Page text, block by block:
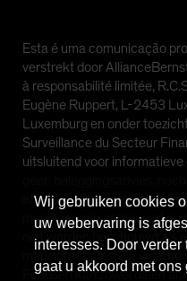
US (Non-US Citizens/
Esta é uma comunicação
verstrekt door
à responsabilité limitée,
Eugène Ruppert, L-2453
Luxemburg en onder
Surveillance du Secteur
uitsluitend voor
effecten of andere
meningen zijn gebaseerd op
niet worden beschouwd als
marktprestaties. De waarde
Fondsen kan zowel dalen
Wij gebruiken cookies
uw webervaring is
interesses. Door
gaat u akkoord met